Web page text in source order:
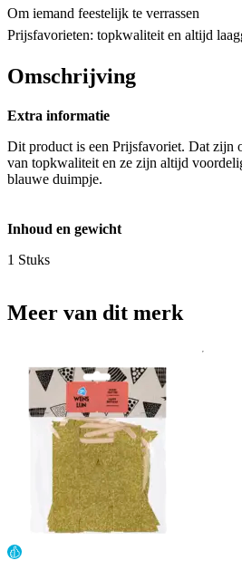
Om iemand feestelijk te verrassen
Prijsfavorieten: topkwaliteit en altijd
Omschrijving
Extra informatie
Dit product is een Prijsfavoriet. Dat zijn
van topkwaliteit en ze zijn altijd
blauwe duimpje.
Inhoud en gewicht
1 Stuks
Meer van dit merk